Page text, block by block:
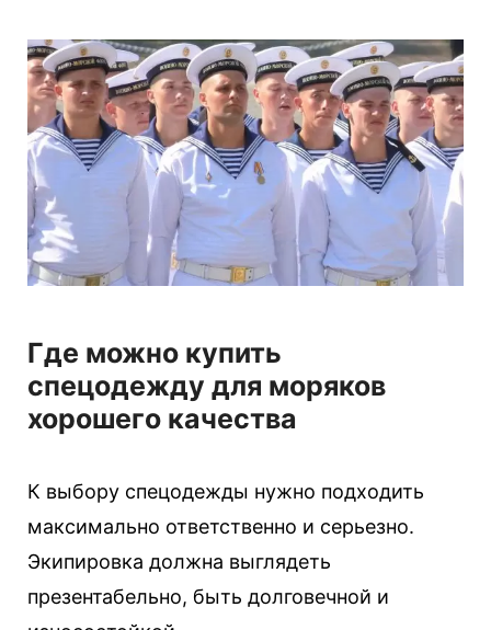
Где можно купить
спецодежду для моряков
хорошего качества
К выбору спецодежды нужно подходить
максимально ответственно и серьезно.
Экипировка должна выглядеть
презентабельно, быть долговечной и